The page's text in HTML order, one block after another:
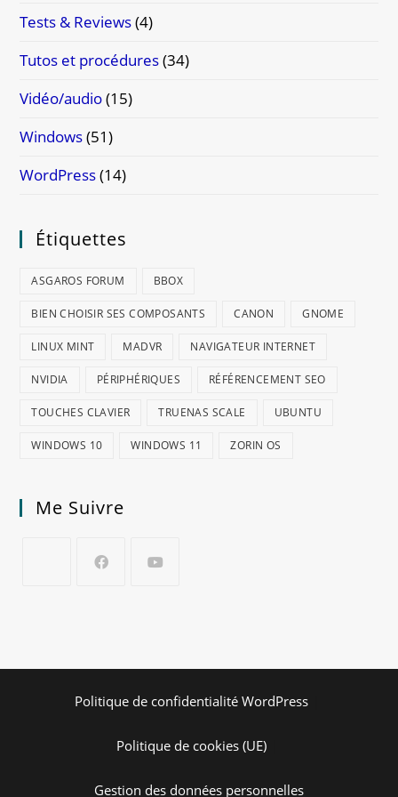
Tests & Reviews(4)
Tutos et procédures(34)
Vidéo/audio(15)
Windows(51)
WordPress(14)
Étiquettes
ASGAROS FORUM BBOX
BIEN CHOISIR SES COMPOSANTS CANON GNOME
LINUX MINT MADVR NAVIGATEUR INTERNET
NVIDIA PÉRIPHÉRIQUES RÉFÉRENCEMENT SEO
TOUCHES CLAVIER TRUENAS SCALE UBUNTU
WINDOWS 10 WINDOWS 11 ZORIN OS
Me Suivre
Politique de confidentialité WordPress
Politique de cookies (UE)
Gestion des données personnelles